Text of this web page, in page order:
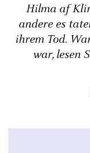
Hilma af
andere es
ihrem Tod.
war, lesen